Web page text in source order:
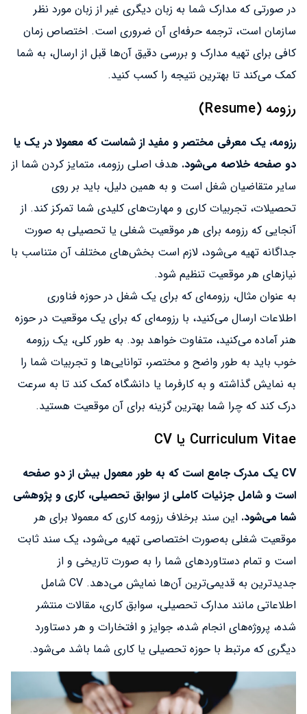
در صورتی که مدارک شما به زبان دیگری غیر از زبان مورد نظر
سازمان است، ترجمه حرفه‌ای آن ضروری است. اختصاص زمان
کافی برای تهیه مدارک و بررسی دقیق آن‌ها قبل از ارسال، به شما
کمک می‌کند تا بهترین نتیجه را کسب کنید.
رزومه (Resume)
رزومه، یک معرفی مختصر و مفید از شماست که معمولا در یک یا
دو صفحه خلاصه می‌شود. هدف اصلی رزومه، متمایز کردن شما از
سایر متقاضیان شغل است و به همین دلیل، باید بر روی
تحصیلات، تجربیات کاری و مهارت‌های کلیدی شما تمرکز کند. از
آنجایی که رزومه برای هر موقعیت شغلی یا تحصیلی به صورت
جداگانه تهیه می‌شود، لازم است بخش‌های مختلف آن متناسب با
نیازهای هر موقعیت تنظیم شود.
به عنوان مثال، رزومه‌ای که برای یک شغل در حوزه فناوری
اطلاعات ارسال می‌کنید، با رزومه‌ای که برای یک موقعیت در حوزه
هنر آماده می‌کنید، متفاوت خواهد بود. به طور کلی، یک رزومه
خوب باید به طور واضح و مختصر، توانایی‌ها و تجربیات شما را
به نمایش گذاشته و به کارفرما یا دانشگاه کمک کند تا به سرعت
درک کند که چرا شما بهترین گزینه برای آن موقعیت هستید.
Curriculum Vitae یا CV
CV یک مدرک جامع است که به طور معمول بیش از دو صفحه
است و شامل جزئیات کاملی از سوابق تحصیلی، کاری و پژوهشی
شما می‌شود. این سند برخلاف رزومه کاری که معمولا برای هر
موقعیت شغلی به‌صورت اختصاصی تهیه می‌شود، یک سند ثابت
است و تمام دستاوردهای شما را به صورت تاریخی و از
جدیدترین به قدیمی‌ترین آن‌ها نمایش می‌دهد. CV شامل
اطلاعاتی مانند مدارک تحصیلی، سوابق کاری، مقالات منتشر
شده، پروژه‌های انجام شده، جوایز و افتخارات و هر دستاورد
دیگری که مرتبط با حوزه تحصیلی یا کاری شما باشد می‌شود.